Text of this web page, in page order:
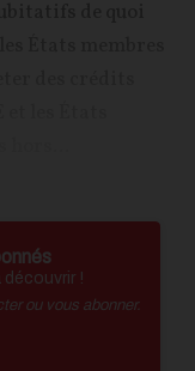
!
ou vous abonner.